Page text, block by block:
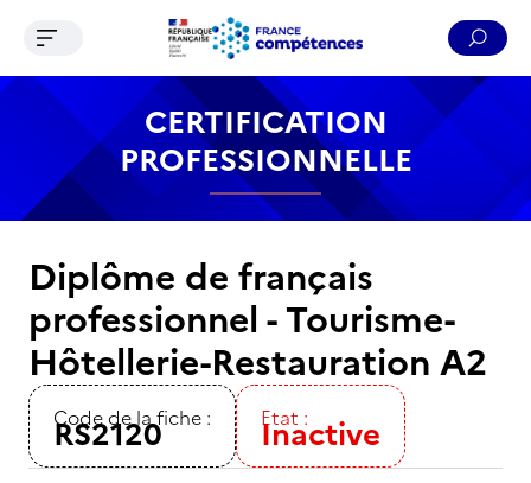
Contenu Recherche Menu Pied de page
Ouvrir le menu de navigation
CERTIFICATION
PROFESSIONNELLE
Diplôme de français
professionnel - Tourisme-
Hôtellerie-Restauration A2
Code de la fiche :
RS2120 Etat :
Inactive